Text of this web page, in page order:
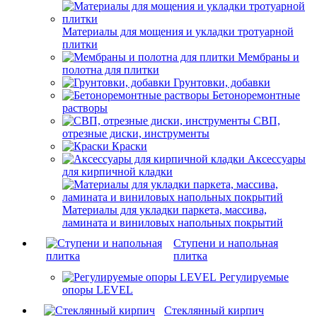
Материалы для мощения и укладки тротуарной
плитки
Мембраны и
полотна для плитки
Грунтовки, добавки
Бетоноремонтные
растворы
СВП,
отрезные диски, инструменты
Краски
Аксессуары
для кирпичной кладки
Материалы для укладки паркета, массива,
ламината и виниловых напольных покрытий
Ступени и напольная
плитка
Регулируемые
опоры LEVEL
Cтеклянный кирпич